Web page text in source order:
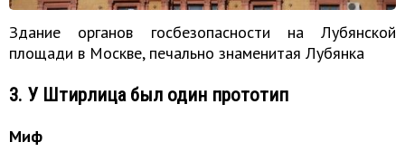
Здание органов госбезопасности на Лубянской
площади в Москве, печально знаменитая Лубянка
3. У Штирлица был один прототип
Миф